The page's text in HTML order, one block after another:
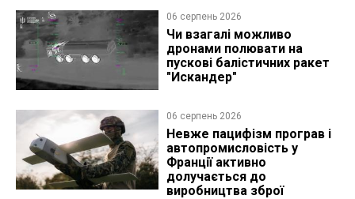
06 серпень 2026
Чи взагалі можливо
дронами полювати на
пускові балістичних ракет
"Искандер"
06 серпень 2026
Невже пацифізм програв і
автопромисловість у
Франції активно
долучається до
виробництва зброї